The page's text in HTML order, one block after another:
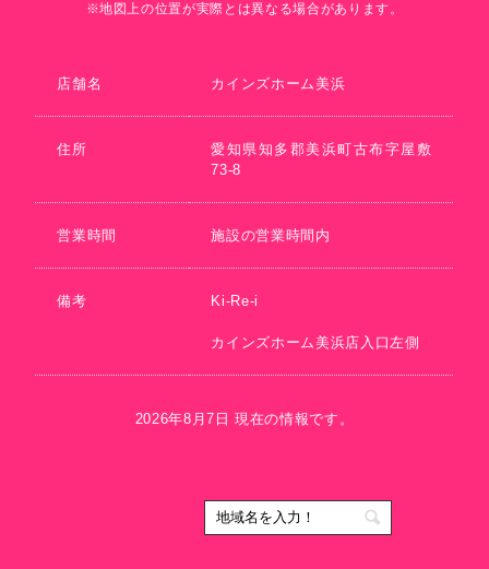
※地図上の位置が実際とは異なる場合があります。
店舗名 カインズホーム美浜
住所
愛知県知多郡美浜町古布字屋敷
73-8
営業時間 施設の営業時間内
備考 Ki-Re-i
カインズホーム美浜店入口左側
2026年8月7日 現在の情報です。